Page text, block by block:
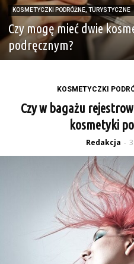
KOSMETYCZKI PODRÓŻNE, TURYSTYCZNE
Czy mogę mieć dwie
podręcznym?
KOSMETYCZKI
Czy w bagażu
kosmetyki
Redakcja -